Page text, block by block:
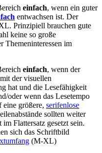
einfach, wenn ein guter
entwachsen ist. Der
Prinzipiell brauchen gute
keine so große
Themeninteressen im
einfach, wenn der
der visuellen
hat und die Lesefähigkeit
oder wenn das Lesetempo
eine größere, serifenlose
sollten weiter
Flattersatz gesetzt sein.
sich das Schriftbild
(M-XL)